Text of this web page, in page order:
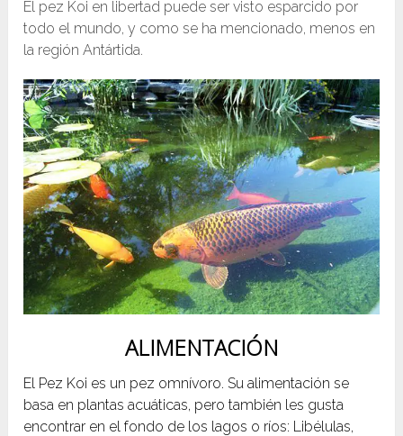
El pez Koi en libertad puede ser visto esparcido por
todo el mundo, y como se ha mencionado, menos en
la región Antártida.
ALIMENTACIÓN
El Pez Koi es un pez omnívoro. Su alimentación se
basa en plantas acuáticas, pero también les gusta
encontrar en el fondo de los lagos o ríos: Libélulas,